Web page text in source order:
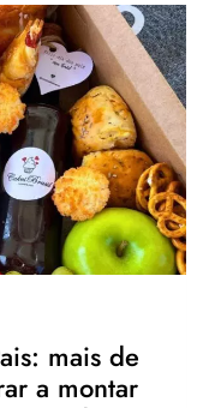
mais de
a montar